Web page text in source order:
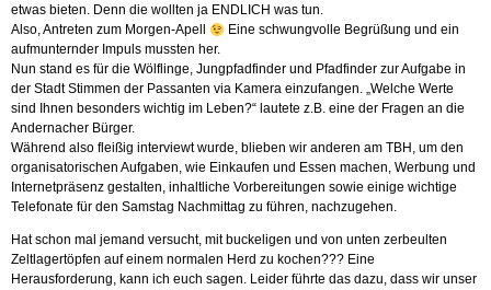
etwas bieten. Denn die wollten ja ENDLICH was tun.
Also, Antreten zum Morgen-Apell
Eine schwungvolle Begrüßung und ein
aufmunternder Impuls mussten her.
Nun stand es für die Wölflinge, Jungpfadfinder und Pfadfinder zur Aufgabe in
der Stadt Stimmen der Passanten via Kamera einzufangen. „Welche Werte
sind Ihnen besonders wichtig im Leben?“ lautete z.B. eine der Fragen an die
Andernacher Bürger.
Während also fleißig interviewt wurde, blieben wir anderen am TBH, um den
organisatorischen Aufgaben, wie Einkaufen und Essen machen, Werbung und
Internetpräsenz gestalten, inhaltliche Vorbereitungen sowie einige wichtige
Telefonate für den Samstag Nachmittag zu führen, nachzugehen.
Hat schon mal jemand versucht, mit buckeligen und von unten zerbeulten
Zeltlagertöpfen auf einem normalen Herd zu kochen??? Eine
Herausforderung, kann ich euch sagen. Leider führte das dazu, dass wir unser